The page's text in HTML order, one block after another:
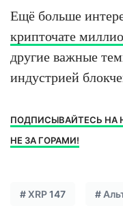
Ещё больше
крипточате
другие важные
индустрией
ПОДПИСЫВАЙТЕСЬ НА
НЕ ЗА ГОРАМИ!
#XRP147 #